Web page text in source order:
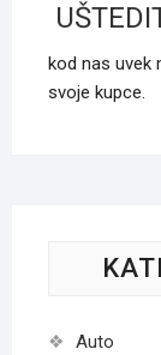
kod nas uvek
svoje kupce.
Auto